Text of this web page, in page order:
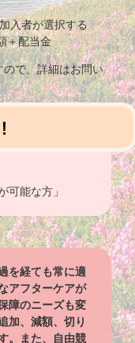
入者が選択する
＋配当金
で、詳細はお問い
可能な方」
を経ても常に適
アフターケアが
障のニーズも変
加、減額、切り
。また、自由競